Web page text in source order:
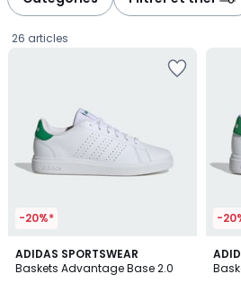
26 articles
-20%*
ADIDAS SPORTSWEAR
Baskets Advantage Base 2.0
4,7
/ 5
6
Couleurs
-
4,8
/ 5
7